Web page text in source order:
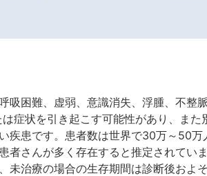
困難、虚弱、意識消失、浮腫、不整
症状を引き起こす可能性があり、ま
疾患です。患者数は世界で30万～50
者さんが多く存在すると推定されてい
未治療の場合の生存期間は診断後およ